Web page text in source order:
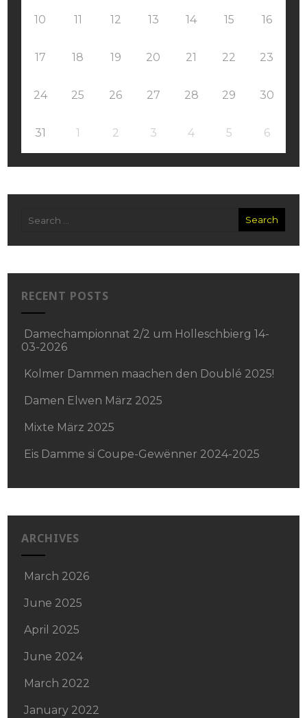
10 11 12 13 14 15 16
17 18 19 20 21 22 23
24 25 26 27 28 29 30
31 1 2 3 4 5 6
RECENT POSTS
Damechampionnat 2/2 um Holleschbierg 14-
03-2026
Kolmer Dammen maachen den Doublé 2025!
Damen Elwen März 2025
Mixte März 2025
Eis Damme si Coupe-Gewënner 2024-2025
ARCHIVES
March 2026
June 2025
April 2025
June 2024
March 2022
January 2022